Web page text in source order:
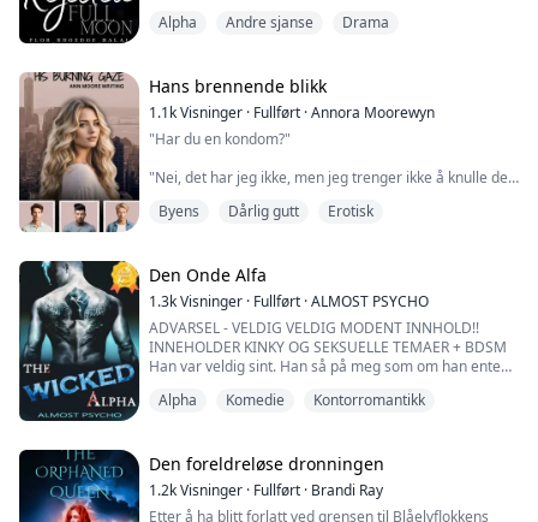
Alpha Jasper, min make, leder Stormskogen til den
til min ulv, og jeg har heller ikke produsert den
ettertraktede arvingen. Flokken er rasende og mine
svigerforeldre...
Alpha Andre sjanse Drama
Hans brennende blikk
1.1kVisninger · Fullført ·Annora Moorewyn
"Har du en kondom?"
"Nei, det har jeg ikke, men jeg trenger ikke å knulle deg
steg opp til nakken min.
"Prøv å ikke lage noen lyd," sa han mens han gled
hånden sin under strikken på leggingsene mine.
Leah er en 25 år gammel kvinne som ble adoptert.
Etter skilsmissen ...
Byens Dårlig gutt Erotisk
Den Onde Alfa
1.3kVisninger · Fullført ·ALMOST PSYCHO
ADVARSEL - VELDIG VELDIG MODENT INNHOLD!!
INNEHOLDER KINKY OG SEKSUELLE TEMAER + BDSM
Han var veldig sint. Han så på meg som om han enten
Han avbrøt meg.
"Du har vært en veldig, veldig slem kattunge. Du aner
Alpha Komedie Kontorromantikk
Den foreldreløse dronningen
1.2kVisninger · Fullført · Brandi Ray
Etter å ha blitt forlatt ved grensen til Blåelvflokkens